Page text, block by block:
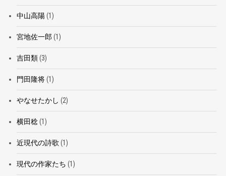
中山高陽(1)
宮地佐一郎 (1)
吉田類(3)
門田隆将(1)
やなせたかし (2)
横田稔(1)
近現代の詩歌 (1)
現代の作家たち (1)